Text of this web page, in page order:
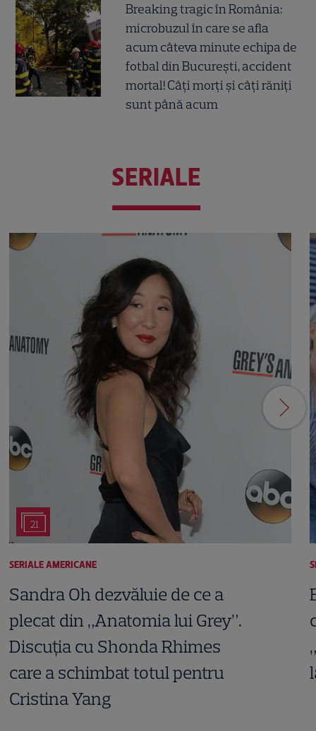
Breaking tragic în România:
microbuzul în care se afla
acum câteva minute echipa de
fotbal din București, accident
mortal! Câți morți și câți răniți
sunt până acum
SERIALE
21
SERIALE AMERICANE
Sandra Oh dezvăluie de ce a
plecat din „Anatomia lui Grey”.
Discuția cu Shonda Rhimes
care a schimbat totul pentru
Cristina Yang